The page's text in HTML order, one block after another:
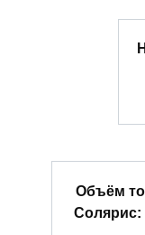
Объём
Солярис: